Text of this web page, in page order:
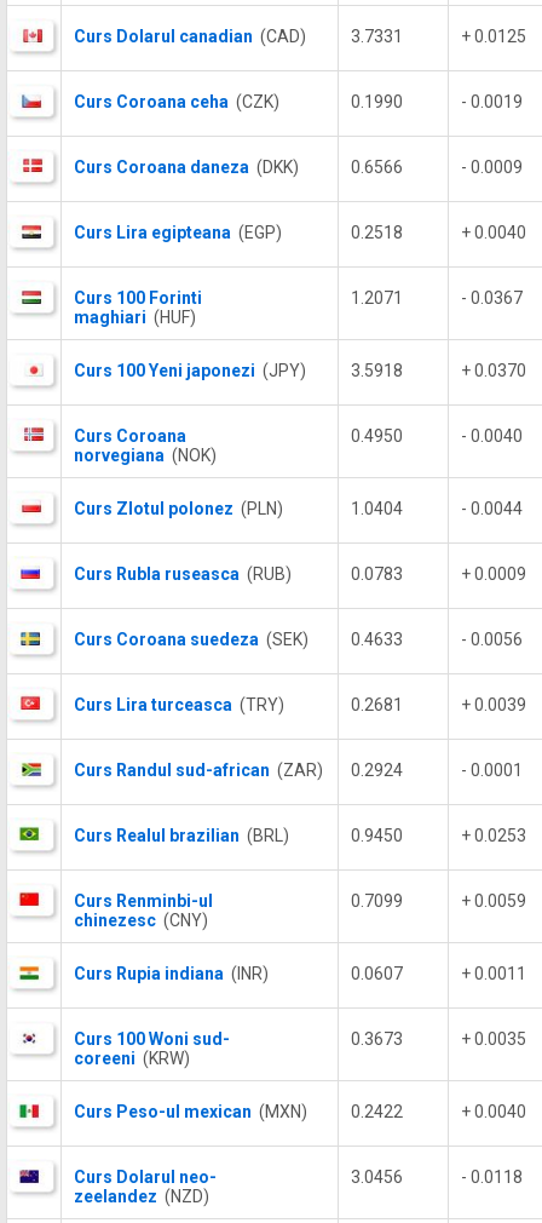
Curs Dolarul canadian (CAD) 3.7331 + 0.0125
Curs Coroana ceha (CZK) 0.1990 - 0.0019
Curs Coroana daneza (DKK) 0.6566 - 0.0009
Curs Lira egipteana (EGP) 0.2518 + 0.0040
Curs 100 Forinti
maghiari (HUF)
1.2071 - 0.0367
Curs 100 Yeni japonezi (JPY) 3.5918 + 0.0370
Curs Coroana
norvegiana (NOK)
0.4950 - 0.0040
Curs Zlotul polonez (PLN) 1.0404 - 0.0044
Curs Rubla ruseasca (RUB) 0.0783 + 0.0009
Curs Coroana suedeza (SEK) 0.4633 - 0.0056
Curs Lira turceasca (TRY) 0.2681 + 0.0039
Curs Randul sud-african (ZAR) 0.2924 - 0.0001
Curs Realul brazilian (BRL) 0.9450 + 0.0253
Curs Renminbi-ul
chinezesc (CNY)
0.7099 + 0.0059
Curs Rupia indiana (INR) 0.0607 + 0.0011
Curs 100 Woni sud-
coreeni (KRW)
0.3673 + 0.0035
Curs Peso-ul mexican (MXN) 0.2422 + 0.0040
Curs Dolarul neo-
zeelandez (NZD)
3.0456 - 0.0118